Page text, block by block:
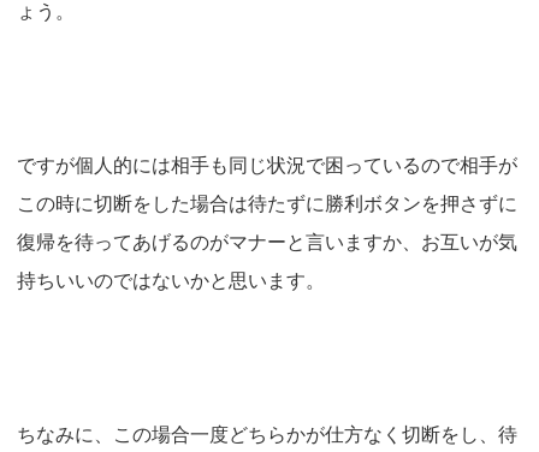
ょう。
ですが個人的には相手も同じ状況で困っているので相手が
この時に切断をした場合は待たずに勝利ボタンを押さずに
復帰を待ってあげるのがマナーと言いますか、お互いが気
持ちいいのではないかと思います。
ちなみに、この場合一度どちらかが仕方なく切断をし、待